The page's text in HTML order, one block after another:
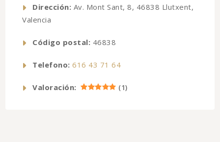
Dirección: Av. Mont Sant, 8, 46838 Llutxent,
Valencia
Código postal: 46838
Telefono: 616 43 71 64
Valoración: (1)